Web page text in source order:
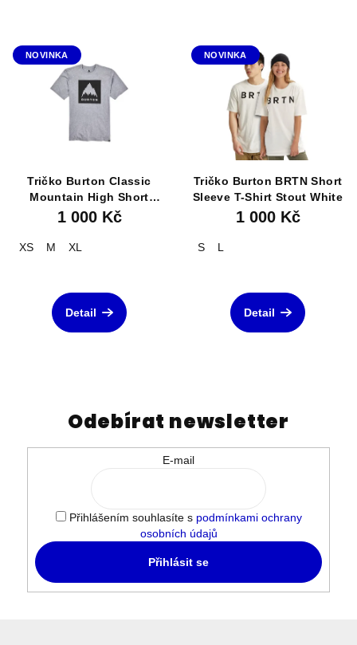
NOVINKA
Tričko Burton Classic
Mountain High Short
Sleeve T-Shirt Gray
1 000 Kč
XS M XL
Detail
NOVINKA
Tričko Burton BRTN Short
Sleeve T-Shirt Stout White
1 000 Kč
S L
Detail
Odebírat newsletter
E-mail
Přihlášením souhlasíte s podmínkami ochrany
osobních údajů
Přihlásit se